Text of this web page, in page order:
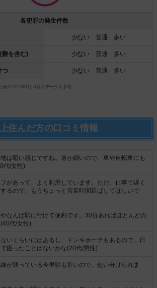
各犯罪の発生件数
少ない 普通 多い
難を含む) 少ない 普通 多い
つ 少ない 普通 多い
表の2017年1月~4月のデータを参考
住んだ方の口コミ情報
は暗い感じですね。道か細いので、車や自転車にも
代/女性)
があって、よく利用しています。ただ、仕事で遅く
るので、もうちょっと営業時間延ばしてほしいで
なんば駅に行けて便利です。30分あればほとんどの
代/女性)
いくらいにはあるし、ドンキホーテもあるので、日
困ったことはないかな(20代/男性)
が通っている今里駅も近いので、使い分けられま